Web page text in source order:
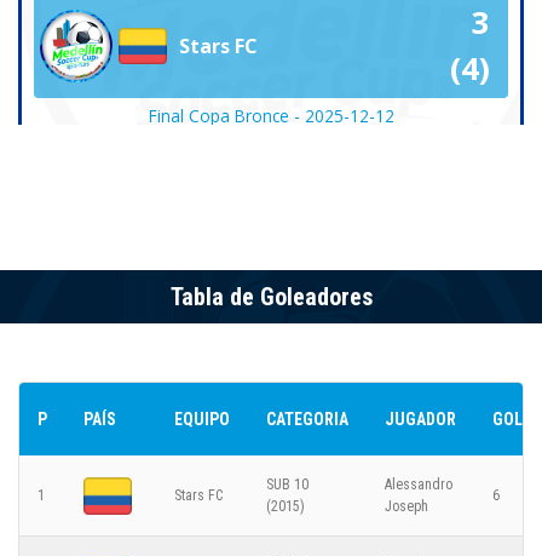
Stars FC
3
(4)
Final Copa Bronce - 2025-12-12
5
3
Tabla de Goleadores
P PAÍS EQUIPO CATEGORIA JUGADOR GOLES
1 Stars FC
SUB 10
(2015)
Alessandro
Joseph
6